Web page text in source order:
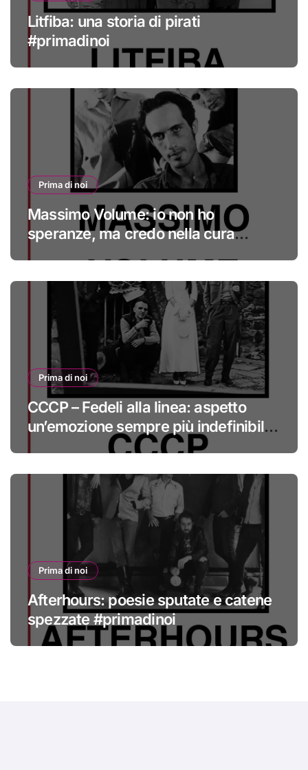
Litfiba: una storia di pirati
#primadinoi
Prima di noi
Massimo Volume: io non ho
speranze, ma credo nella cura
Prima di noi
CCCP – Fedeli alla linea: aspetto
un’emozione sempre più indefinibile
#primadinoi
Prima di noi
Afterhours: poesie sputate e catene
spezzate #primadinoi